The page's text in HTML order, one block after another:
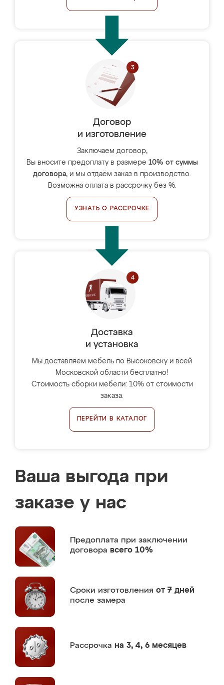
Договор
и изготовление
Заключаем договор,
Вы вносите предоплату в размере 10% от суммы
договора, и мы отдаём заказ в производство.
Возможна оплата в рассрочку без %.
УЗНАТЬ О РАССРОЧКЕ
Доставка
и установка
Мы доставляем мебель по Высоковску и всей
Московской области бесплатно!
Стоимость сборки мебели: 10% от стоимости
заказа.
ПЕРЕЙТИ В КАТАЛОГ
Ваша выгода при
заказе у нас
Предоплата при заключении
договора всего 10%
Сроки изготовления от 7 дней
после замера
Рассрочка на 3, 4, 6 месяцев